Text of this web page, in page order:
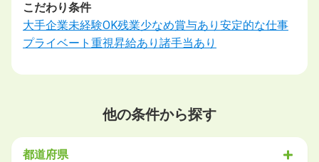
こだわり条件
大手企業未経験OK残業少なめ賞与あり 安定的な仕事
プライベート重視昇給あり 諸手当あり
他の条件から探す
都道府県